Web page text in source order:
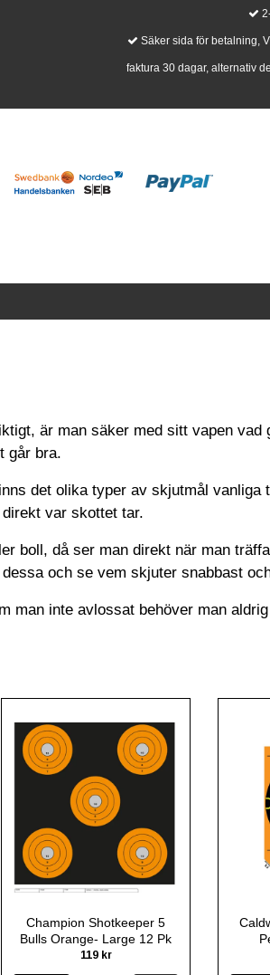
Säker sida för betalning,
faktura 30 dagar, alternativ
är man säker med sitt vapen
går bra.
det olika typer av skjutmål
var skottet tar.
boll, då ser man direkt när man
och se vem skjuter snabbast
man inte avlossat behöver man
Champion Shotkeeper 5
Bulls Orange- Large 12 Pk
119 kr